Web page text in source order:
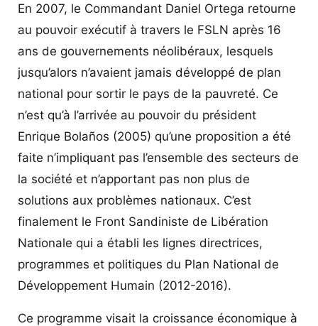
En 2007, le Commandant Daniel Ortega retourne
au pouvoir exécutif à travers le FSLN après 16
ans de gouvernements néolibéraux, lesquels
jusqu’alors n’avaient jamais développé de plan
national pour sortir le pays de la pauvreté. Ce
n’est qu’à l’arrivée au pouvoir du président
Enrique Bolaños (2005) qu’une proposition a été
faite n’impliquant pas l’ensemble des secteurs de
la société et n’apportant pas non plus de
solutions aux problèmes nationaux. C’est
finalement le Front Sandiniste de Libération
Nationale qui a établi les lignes directrices,
programmes et politiques du Plan National de
Développement Humain (2012-2016).
Ce programme visait la croissance économique à